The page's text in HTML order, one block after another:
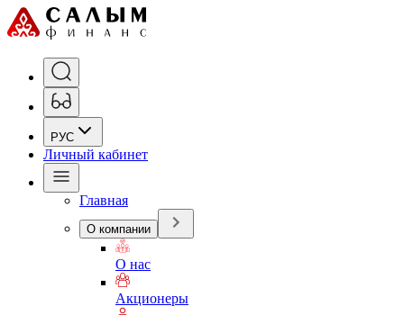
РУС
Личный кабинет
Главная
О компании
О нас
Акционеры